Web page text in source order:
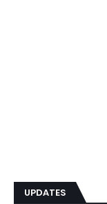
UPDATES